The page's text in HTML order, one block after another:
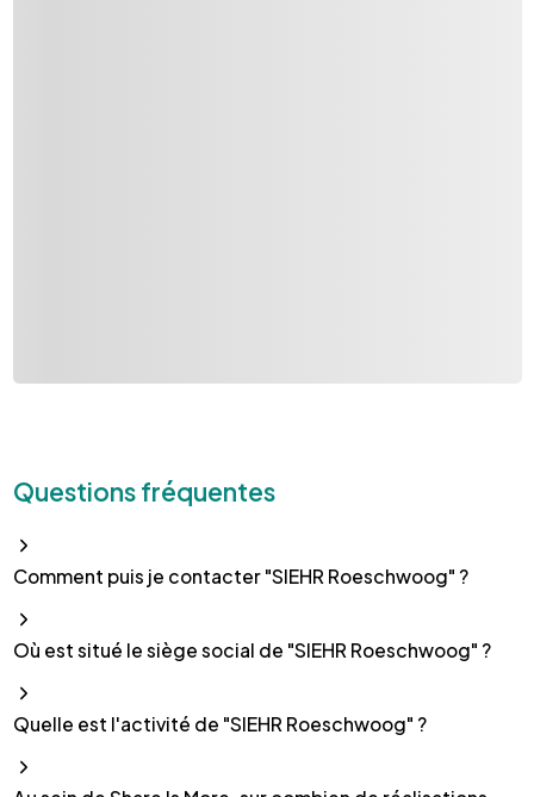
Questions fréquentes
Comment puis je contacter "SIEHR Roeschwoog" ?
Où est situé le siège social de "SIEHR Roeschwoog" ?
Quelle est l'activité de "SIEHR Roeschwoog" ?